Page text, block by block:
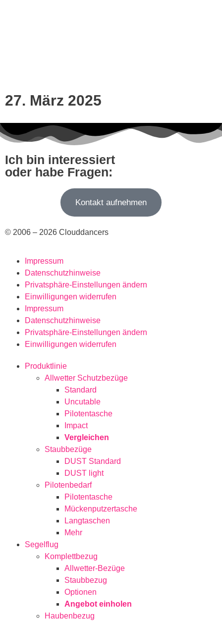
27. März 2025
Ich bin interessiert
oder habe Fragen:
Kontakt aufnehmen
© 2006 – 2026 Clouddancers
Impressum
Datenschutzhinweise
Privatsphäre-Einstellungen ändern
Einwilligungen widerrufen
Impressum
Datenschutzhinweise
Privatsphäre-Einstellungen ändern
Einwilligungen widerrufen
Produktlinie
Allwetter Schutzbezüge
Standard
Uncutable
Pilotentasche
Impact
Vergleichen
Staubbezüge
DUST Standard
DUST light
Pilotenbedarf
Pilotentasche
Mückenputzertasche
Langtaschen
Mehr
Segelflug
Komplettbezug
Allwetter-Bezüge
Staubbezug
Optionen
Angebot einholen
Haubenbezug